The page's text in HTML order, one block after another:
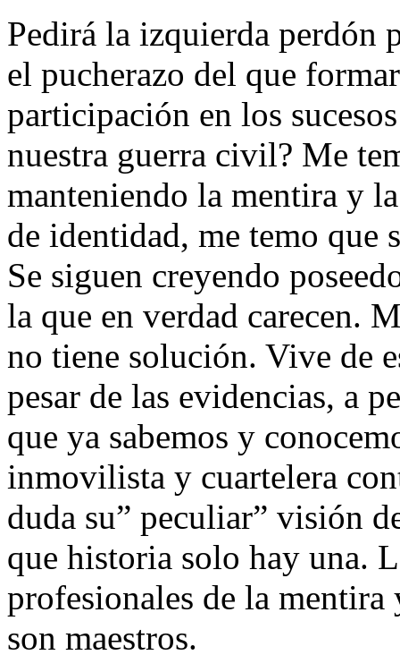
Pedirá la izquierda perdón
el pucherazo del que
participación en los
nuestra guerra civil? Me
manteniendo la mentira y
de identidad, me temo que
Se siguen creyendo
la que en verdad carecen.
no tiene solución. Vive de
pesar de las evidencias, a
que ya sabemos y
inmovilista y cuartelera
duda su” peculiar” visión
que historia solo hay una.
profesionales de la
son maestros.